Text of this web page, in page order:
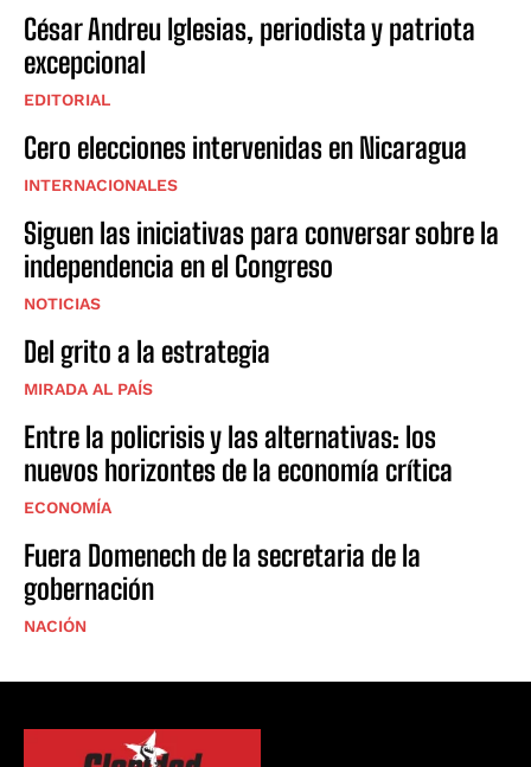
César Andreu Iglesias, periodista y patriota
excepcional
EDITORIAL
Cero elecciones intervenidas en Nicaragua
INTERNACIONALES
Siguen las iniciativas para conversar sobre la
independencia en el Congreso
NOTICIAS
Del grito a la estrategia
MIRADA AL PAÍS
Entre la policrisis y las alternativas: los
nuevos horizontes de la economía crítica
ECONOMÍA
Fuera Domenech de la secretaria de la
gobernación
NACIÓN